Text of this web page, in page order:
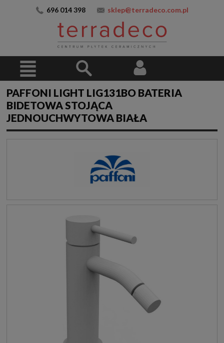
696 014 398 sklep@terradeco.com.pl
PAFFONI LIGHT LIG131BO BATERIA
BIDETOWA STOJĄCA
JEDNOUCHWYTOWA BIAŁA